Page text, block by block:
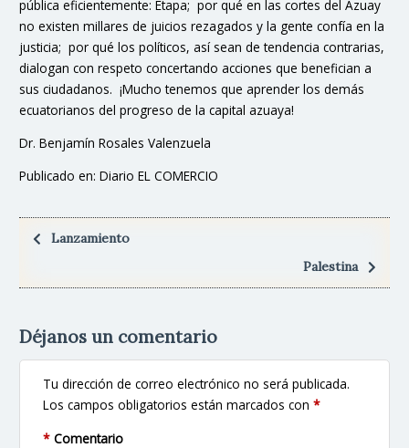
pública eficientemente: Etapa; por qué en las cortes del Azuay
no existen millares de juicios rezagados y la gente confía en la
justicia; por qué los políticos, así sean de tendencia contrarias,
dialogan con respeto concertando acciones que benefician a
sus ciudadanos. ¡Mucho tenemos que aprender los demás
ecuatorianos del progreso de la capital azuaya!
Dr. Benjamín Rosales Valenzuela
Publicado en: Diario EL COMERCIO
Lanzamiento
Palestina
Déjanos un comentario
Tu dirección de correo electrónico no será publicada.
Los campos obligatorios están marcados con *
*Comentario